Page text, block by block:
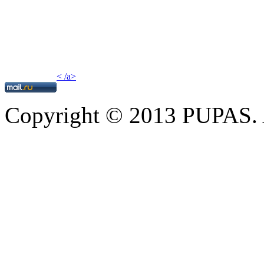
< /a>
Copyright © 2013 PUPAS.